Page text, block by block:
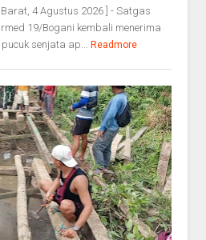
4 Agustus 2026 ] - Satgas
19/Bogani kembali menerima
senjata ap... Readmore